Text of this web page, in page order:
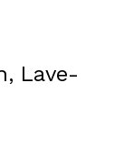
Lave-